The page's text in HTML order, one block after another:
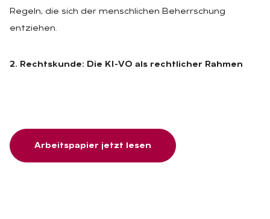
Regeln, die sich der menschlichen Beherrschung
entziehen.
2. Rechtskunde: Die KI-VO als rechtlicher Rahmen
Arbeitspapier jetzt lesen